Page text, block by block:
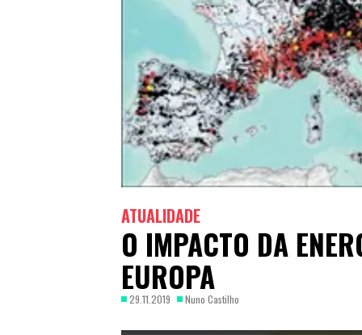
ATUALIDADE
O IMPACTO DA
EUROPA
29.11.2019 Nuno Castilho